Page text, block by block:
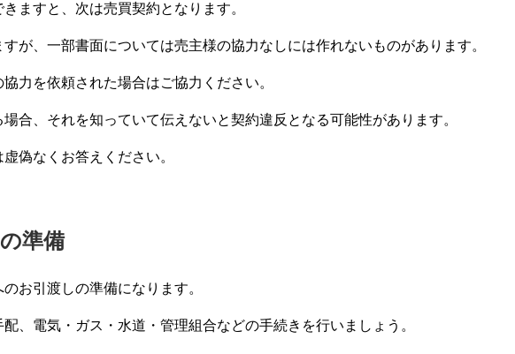
ますと、次は売買契約となります。
が、一部書面については売主様の協力なしには作れないものがあります。
力を依頼された場合はご協力ください。
合、それを知っていて伝えないと契約違反となる可能性があります。
偽なくお答えください。
準備
お引渡しの準備になります。
、電気・ガス・水道・管理組合などの手続きを行いましょう。